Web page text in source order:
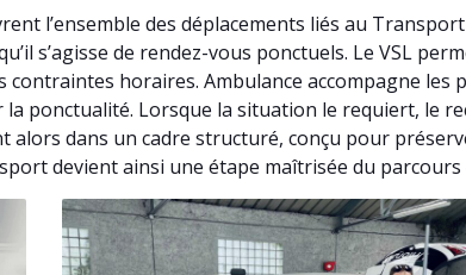
l’ensemble des déplacements liés au
s’agisse de rendez-vous ponctuels. Le VSL
horaires. Ambulance accompagne les
ponctualité. Lorsque la situation le requiert, le
alors dans un cadre structuré, conçu pour
devient ainsi une étape maîtrisée du parcours